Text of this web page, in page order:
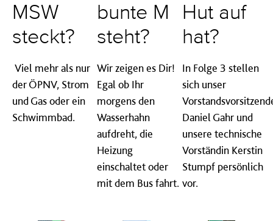
MSW
steckt?
Viel mehr als nur
der ÖPNV, Strom
und Gas oder ein
Schwimmbad.
bunte M
steht?
Wir zeigen es Dir!
Egal ob Ihr
morgens den
Wasserhahn
aufdreht, die
Heizung
einschaltet oder
mit dem Bus fahrt.
Hut auf
hat?
In Folge 3 stellen
sich unser
Daniel Gahr und
unsere technische
Vorständin Kerstin
Stumpf persönlich
vor.